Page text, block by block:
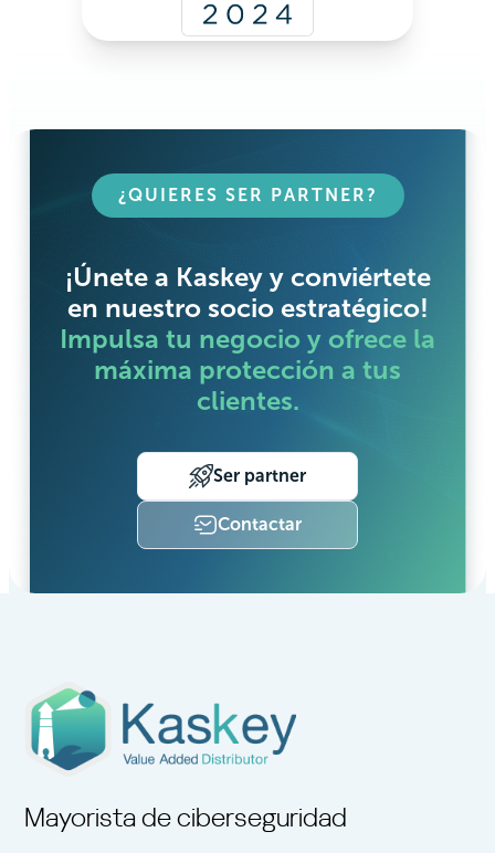
¿QUIERES SER PARTNER?
¡Únete a Kaskey y conviértete
en nuestro socio estratégico!
Impulsa tu negocio y ofrece la
máxima protección a tus
clientes.
Ser partner
Contactar
Mayorista de ciberseguridad